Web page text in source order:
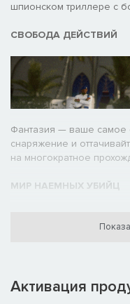
шпионском триллере с
СВОБОДА ДЕЙСТВИЙ
Фантазия — ваше самое
снаряжение и
на многократное
МИР НАЕМНЫХ УБИЙЦ
Путешествуйте по
персонажами и
Активация